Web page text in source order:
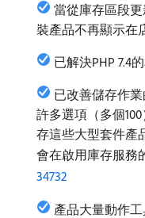
當從庫存區段
裝產品不再顯示在
已解決PHP 7.4
已改善儲存作
許多選項（多個
存這些大型套件產
會在啟用庫存服務
34732
產品大量動作